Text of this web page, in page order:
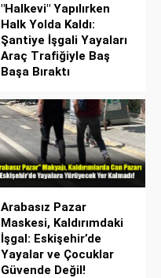
"Halkevi" Yapılırken
Halk Yolda Kaldı:
Şantiye İşgali Yayaları
Araç Trafiğiyle Baş
Başa Bıraktı
Arabasız Pazar
Maskesi, Kaldırımdaki
İşgal: Eskişehir’de
Yayalar ve Çocuklar
Güvende Değil!